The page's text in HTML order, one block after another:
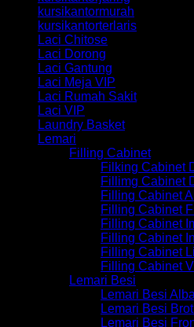
kursikantormurah
kursikantorterlaris
Laci Chitose
Laci Dorong
Laci Gantung
Laci Meja VIP
Laci Rumah Sakit
Laci VIP
Laundry Basket
Lemari
Filling Cabinet
Filking Cabinet
Fillimg Cabinet
Filling Cabinet
Filling Cabinet
Filling Cabinet
Filling Cabinet
Filling Cabinet
Filling Cabinet
Lemari Besi
Lemari Besi Alba
Lemari Besi
Lemari Besi